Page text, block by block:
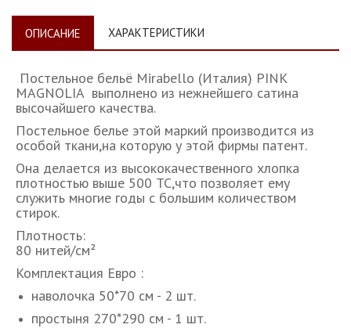
ОПИСАНИЕ ХАРАКТЕРИСТИКИ
Постельное бельё Mirabello (Италия) PINK
MAGNOLIA выполнено из нежнейшего сатина
высочайшего качества.
Постельное белье этой маркий производится из
особой ткани,на которую у этой фирмы патент.
Она делается из высококачественного хлопка
плотностью выше 500 ТС,что позволяет ему
служить многие годы с большим количеством
стирок.
Плотность:
80 нитей/см²
Комплектация Евро :
наволочка 50*70 см - 2 шт.
простыня 270*290 см - 1 шт.